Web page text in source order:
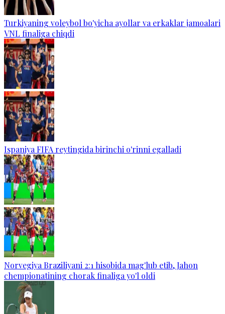
Turkiyaning voleybol bo'yicha ayollar va erkaklar jamoalari
VNL finaliga chiqdi
Ispaniya FIFA reytingida birinchi o'rinni egalladi
Norvegiya Braziliyani 2:1 hisobida mag'lub etib, Jahon
chempionatining chorak finaliga yo'l oldi